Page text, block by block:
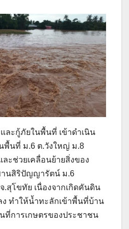
ละกู้ภัยในพื้นที่ เข้าดำเนิน
พื้นที่ ม.6 ต.วังใหญ่ ม.8
ละช่วยเคลื่อนย้ายสิ่งของ
นสิริปัญญารัตน์ ม.6
.สุโขทัย เนื่องจากเกิดคันดิน
ทำให้น้ำทะลักเข้าพื้นที่บ้าน
ที่การเกษตรของประชาชน